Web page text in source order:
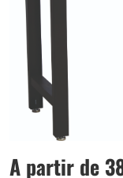
A partir de